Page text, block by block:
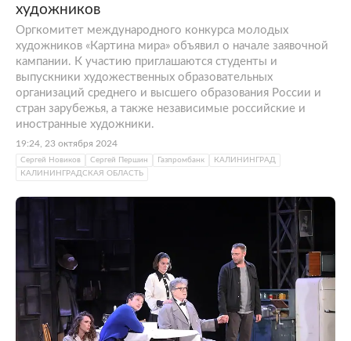
художников
Оргкомитет международного конкурса молодых
художников «Картина мира» объявил о начале заявочной
кампании. К участию приглашаются студенты и
выпускники художественных образовательных
организаций среднего и высшего образования России и
стран зарубежья, а также независимые российские и
иностранные художники.
19:24, 23 октября 2024
Сергей Новиков Сергей Першин Газпромбанк
КАЛИНИНГРАД
КАЛИНИНГРАДСКАЯ ОБЛАСТЬ